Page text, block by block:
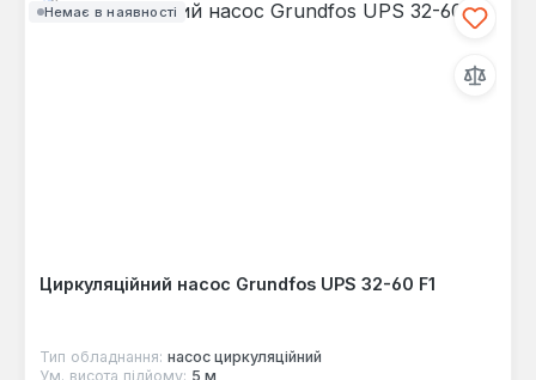
Немає в наявності
Циркуляційний насос Grundfos UPS 32-60 F1
Тип обладнання: насос циркуляційний
Ум. висота підйому: 5 м